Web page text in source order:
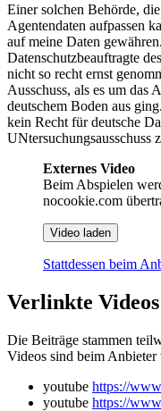
Einer solchen Behörde,
Agentendaten aufpassen
auf meine Daten
Datenschutzbeauftragte
nicht so recht ernst
Ausschuss, als es um das
deutschem Boden aus
kein Recht für deutsche
UNtersuchungsausschuss
Externes Video
Beim Abspielen
nocookie.com
Video laden
Stattdessen beim
Verlinkte Videos
Die Beiträge stammen
Videos sind beim
youtube https://
youtube https://